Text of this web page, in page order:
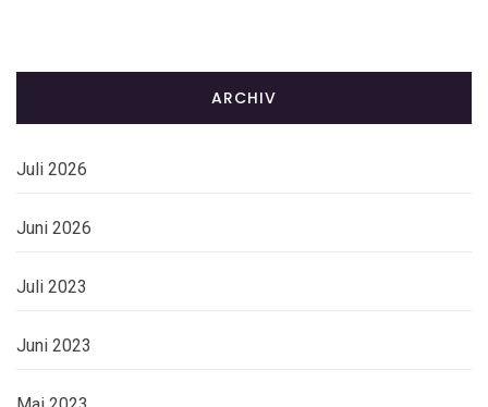
ARCHIV
Juli 2026
Juni 2026
Juli 2023
Juni 2023